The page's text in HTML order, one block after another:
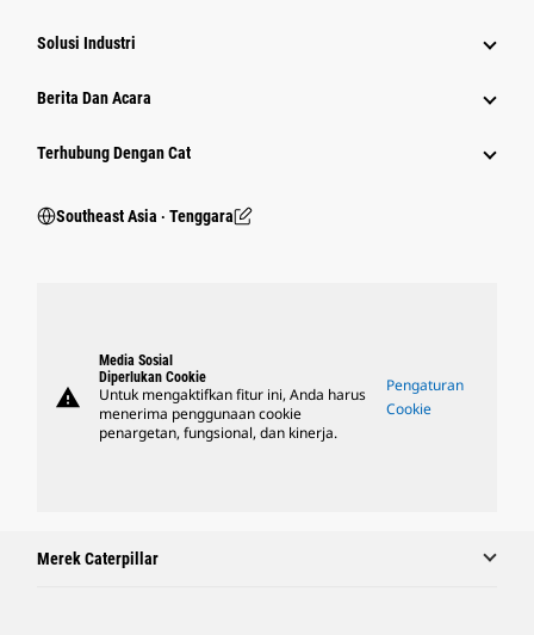
Solusi Industri
Berita Dan Acara
Terhubung Dengan Cat
Southeast Asia ‧ Tenggara
warning
Media Sosial
Diperlukan Cookie
Untuk mengaktifkan fitur ini, Anda harus
menerima penggunaan cookie
penargetan, fungsional, dan kinerja.
Pengaturan
Cookie
Merek Caterpillar